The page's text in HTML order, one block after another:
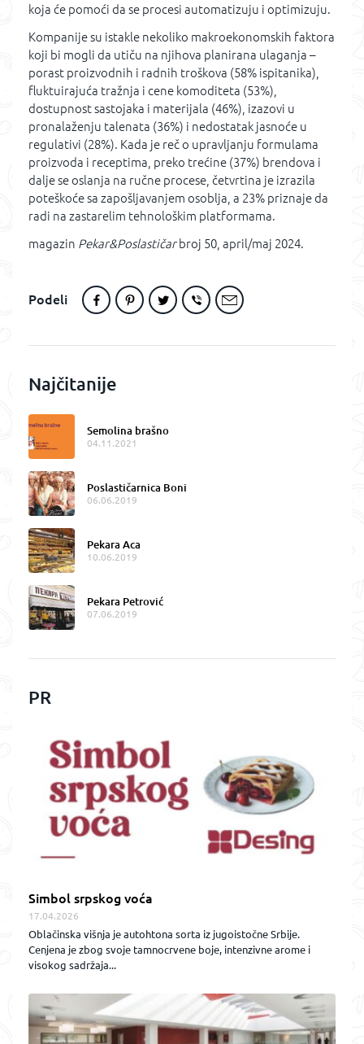
koja će pomoći da se procesi automatizuju i optimizuju.
Kompanije su istakle nekoliko makroekonomskih faktora
koji bi mogli da utiču na njihova planirana ulaganja –
porast proizvodnih i radnih troškova (58% ispitanika),
fluktuirajuća tražnja i cene komoditeta (53%),
dostupnost sastojaka i materijala (46%), izazovi u
pronalaženju talenata (36%) i nedostatak jasnoće u
regulativi (28%). Kada je reč o upravljanju formulama
proizvoda i receptima, preko trećine (37%) brendova i
dalje se oslanja na ručne procese, četvrtina je izrazila
poteškoće sa zapošljavanjem osoblja, a 23% priznaje da
radi na zastarelim tehnološkim platformama.
magazin Pekar&Poslastičarbroj 50, april/maj 2024.
Podeli
Najčitanije
Semolina brašno
04.11.2021
Poslastičarnica Boni
06.06.2019
Pekara Aca
10.06.2019
Pekara Petrović
07.06.2019
PR
Simbol srpskog voća
17.04.2026
Oblačinska višnja je autohtona sorta iz jugoistočne Srbije.
Cenjena je zbog svoje tamnocrvene boje, intenzivne arome i
visokog sadržaja...